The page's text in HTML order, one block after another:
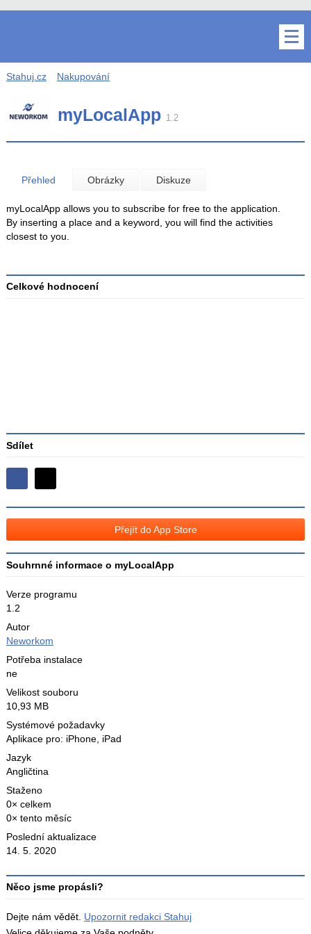
Stahuj.cz Nakupování
myLocalApp 1.2
Přehled Obrázky Diskuze
myLocalApp allows you to subscribe for free to the application.
By inserting a place and a keyword, you will find the activities
closest to you.
Celkové hodnocení
Sdílet
Sdílejte
na
Facebooku
na
Přejít do App Store
Souhrnné informace o myLocalApp
Verze programu
1.2
Autor
Neworkom
Potřeba instalace
ne
Velikost souboru
10,93 MB
Systémové požadavky
Aplikace pro: iPhone, iPad
Jazyk
Angličtina
Staženo
0× celkem
0× tento měsíc
Poslední aktualizace
14. 5. 2020
Něco jsme propásli?
Dejte nám vědět. Upozornit redakci Stahuj